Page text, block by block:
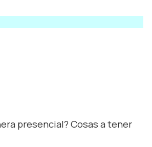
presencial? Cosas a tener